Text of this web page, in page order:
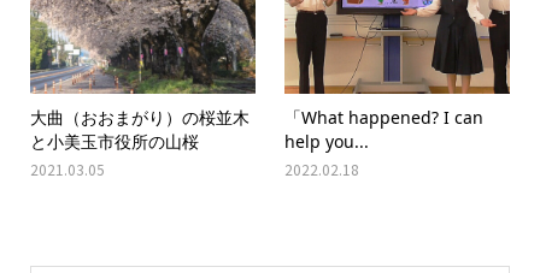
大曲（おおまがり）の桜並木
と小美玉市役所の山桜
2021.03.05
「What happened? I can
help you...
2022.02.18